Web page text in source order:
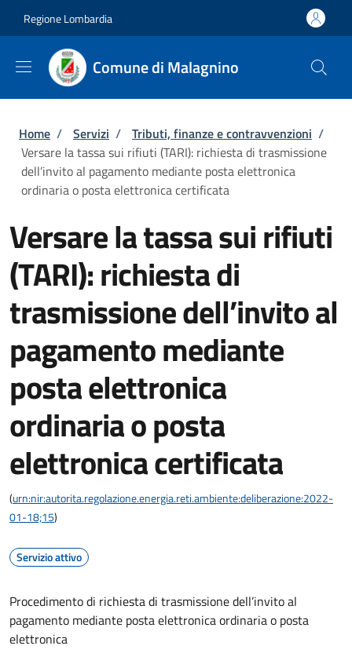
Regione Lombardia
Comune di Malagnino
Briciole di pane
Home / Servizi / Tributi, finanze e contravvenzioni /
Versare la tassa sui rifiuti (TARI): richiesta di trasmissione
dell’invito al pagamento mediante posta elettronica
ordinaria o posta elettronica certificata
Versare la tassa sui rifiuti
(TARI): richiesta di
trasmissione dell’invito al
pagamento mediante
posta elettronica
ordinaria o posta
elettronica certificata
(urn:nir:autorita.regolazione.energia.reti.ambiente:deliberazione:2022-
01-18;15)
Servizio attivo
Procedimento di richiesta di trasmissione dell’invito al
pagamento mediante posta elettronica ordinaria o posta
elettronica